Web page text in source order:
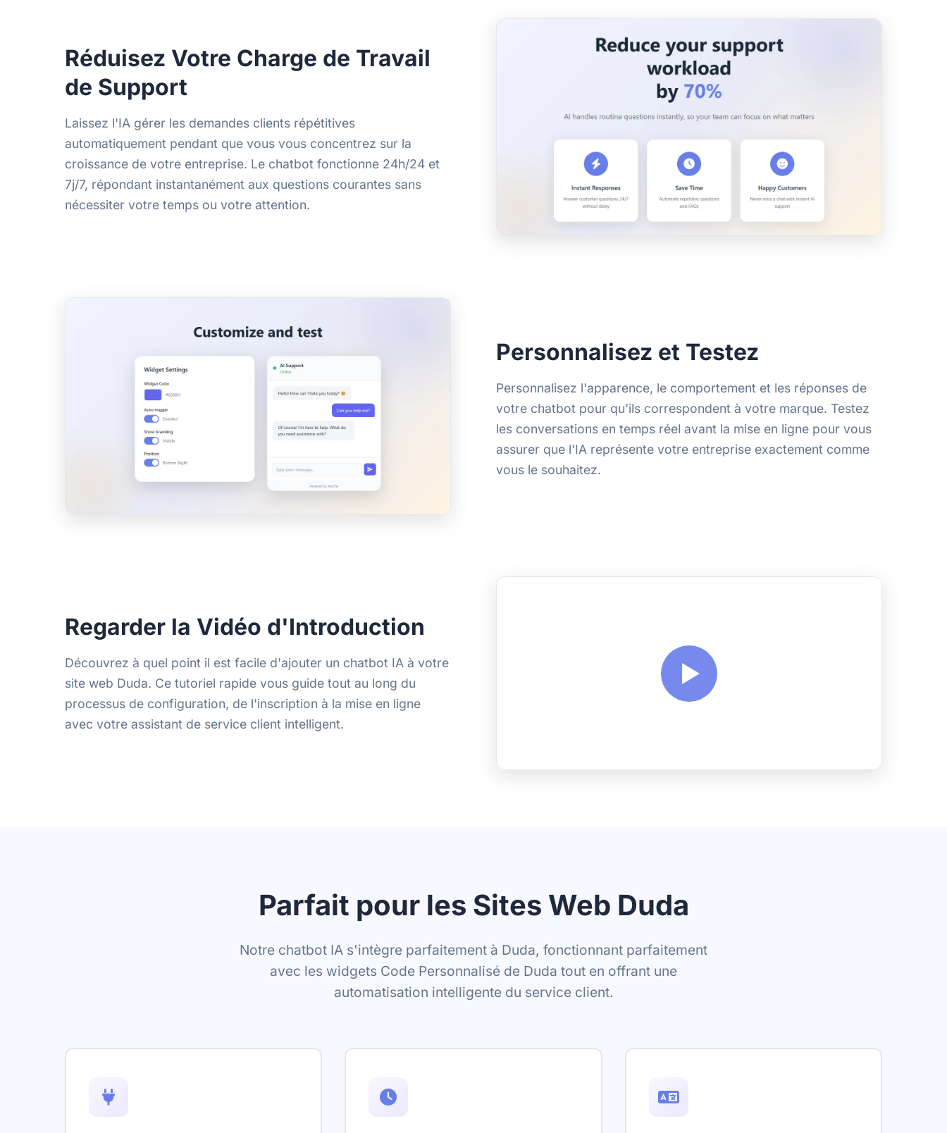
Réduisez Votre Charge de Travail
de Support
Laissez l'IA gérer les demandes clients répétitives
automatiquement pendant que vous vous concentrez sur la
croissance de votre entreprise. Le chatbot fonctionne 24h/24 et
7j/7, répondant instantanément aux questions courantes sans
nécessiter votre temps ou votre attention.
Personnalisez et Testez
Personnalisez l'apparence, le comportement et les réponses de
votre chatbot pour qu'ils correspondent à votre marque. Testez
les conversations en temps réel avant la mise en ligne pour vous
assurer que l'IA représente votre entreprise exactement comme
vous le souhaitez.
Regarder la Vidéo d'Introduction
Découvrez à quel point il est facile d'ajouter un chatbot IA à votre
site web Duda. Ce tutoriel rapide vous guide tout au long du
processus de configuration, de l'inscription à la mise en ligne
avec votre assistant de service client intelligent.
Parfait pour les Sites Web Duda
Notre chatbot IA s'intègre parfaitement à Duda, fonctionnant parfaitement
avec les widgets Code Personnalisé de Duda tout en offrant une
automatisation intelligente du service client.